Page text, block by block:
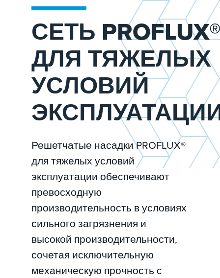
СЕТЬ
ДЛЯ ТЯЖЕЛЫХ
УСЛОВИЙ
Решетчатые насадки PROFLUX®
для тяжелых условий
эксплуатации обеспечивают
превосходную
производительность в условиях
сильного загрязнения и
высокой производительности,
сочетая исключительную
механическую прочность с